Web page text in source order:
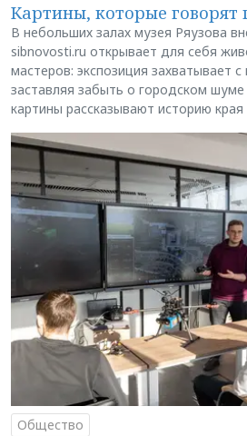
Картины, которые говорят
В небольших залах музея Ряузова
sibnovosti.ru открывает для себя
мастеров: экспозиция захватывает
заставляя забыть о городском
картины рассказывают историю
Общество